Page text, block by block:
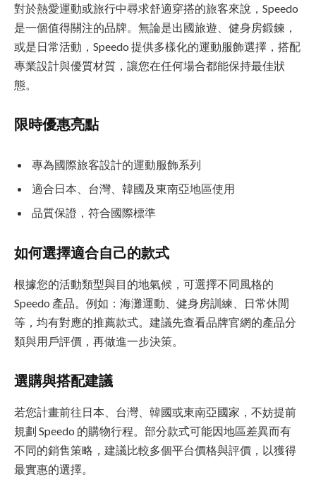
對於熱愛運動或旅行中尋求舒適穿搭的旅客來說，Speedo
是一個值得關注的品牌。無論是出國旅遊、健身房鍛鍊，
或是日常活動，Speedo 提供多樣化的運動服飾選擇，搭配
專業設計與優質材質，讓您在任何場合都能保持最佳狀
態。
限時優惠亮點
專為國際旅客設計的運動服飾系列
適合日本、台灣、韓國及東南亞地區使用
品質保證，符合國際標準
如何選擇適合自己的款式
根據您的活動類型與目的地氣候，可選擇不同風格的
Speedo 產品。例如：海灘運動、健身房訓練、日常休閒
等，均有對應的推薦款式。建議先查看品牌官網的產品分
類與用戶評價，再做進一步決策。
選購與搭配建議
若您計畫前往日本、台灣、韓國或東南亞國家，不妨提前
規劃 Speedo 的購物行程。部分款式可能因地區差異而有
不同的銷售策略，建議比較多個平台價格與評價，以獲得
最實惠的選擇。